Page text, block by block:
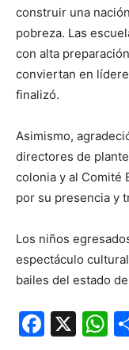
construir una
pobreza. Las
con alta
conviertan en
finalizó.
Asimismo,
directores de
colonia y al Comité
por su presencia y
Los niños
espectáculo
bailes del estado
X